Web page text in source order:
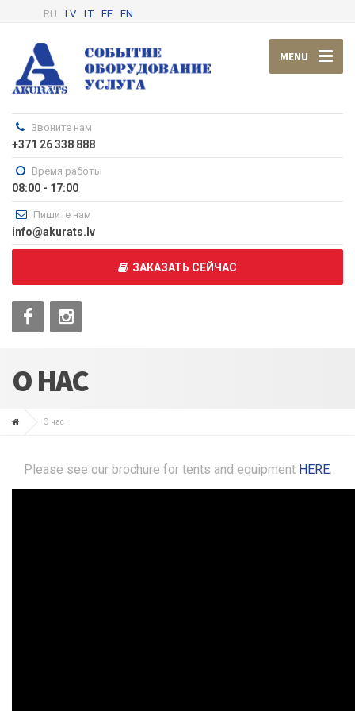
RU LV LT EE EN
MENU
Звоните нам
+371 26 338 888
Время работы
08:00 - 17:00
Пишите нам
info@akurats.lv
ЗАКАЗАТЬ СЕЙЧАС
О НАС
О нас
Please see our brochure for tents and equipment HERE.